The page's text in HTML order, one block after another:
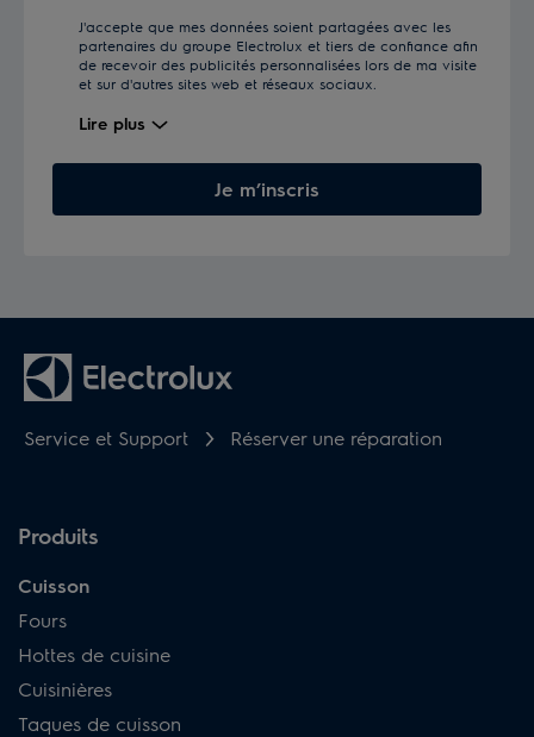
J'accepte que mes données soient partagées avec les
partenaires du groupe Electrolux et tiers de confiance afin
de recevoir des publicités personnalisées lors de ma visite
et sur d'autres sites web et réseaux sociaux.
Lire plus
Je m’inscris
Service et Support Réserver une réparation
Produits
Cuisson
Fours
Hottes de cuisine
Cuisinières
Taques de cuisson